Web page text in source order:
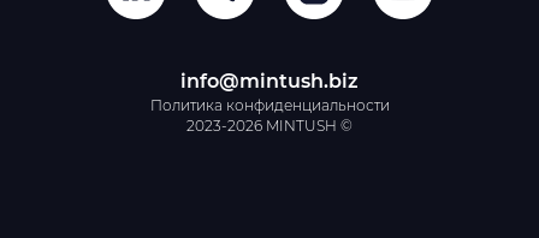
info@mintush.biz
Политика конфиденциальности
2023-2026 MINTUSH ©